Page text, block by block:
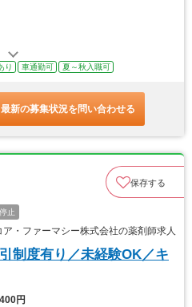
り 車通勤可 夏～秋入職可
最新の募集状況を問い合わせる
保存する
止
ファーマシー株式会社の薬剤師求人
制度有り／未経験OK／キ
円